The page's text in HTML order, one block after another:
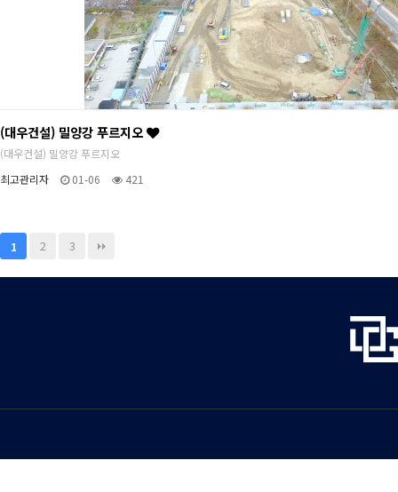
(대우건설) 밀양강 푸르지오
(대우건설) 밀양강 푸르지오
최고관리자
01-06 421
1 2 3